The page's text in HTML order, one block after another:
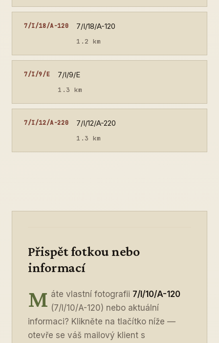
7/I/18/A-120 7/I/18/A-120
1.2 km
7/I/9/E 7/I/9/E
1.3 km
7/I/12/A-220 7/I/12/A-220
1.3 km
Přispět fotkou nebo
informací
M áte vlastní fotografii 7/I/10/A-120
(7/I/10/A-120) nebo aktuální
informaci? Klikněte na tlačítko níže —
otevře se váš mailový klient s